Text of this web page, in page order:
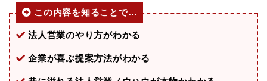
この内容を知ることで…
法人営業のやり方がわかる
企業が喜ぶ提案方法がわかる